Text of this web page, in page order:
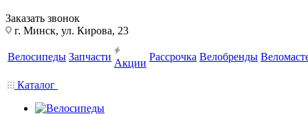
Заказать звонок
г. Минск, ул. Кирова, 23
Велосипеды Запчасти
Акции
Рассрочка Велобренды
Каталог